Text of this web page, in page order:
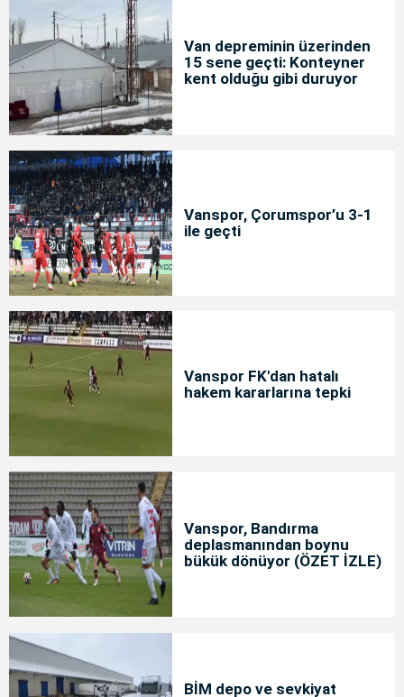
Van depreminin üzerinden
15 sene geçti: Konteyner
kent olduğu gibi duruyor
Vanspor, Çorumspor’u 3-1
ile geçti
Vanspor FK'dan hatalı
hakem kararlarına tepki
Vanspor, Bandırma
deplasmanından boynu
bükük dönüyor (ÖZET İZLE)
BİM depo ve sevkiyat